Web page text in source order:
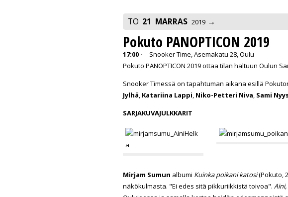
TO 21 MARRAS 2019
Pokuto PANOPTICON 2019
17:00 -
Snooker Time, Asemakatu 28, Oulu
Pokuto PANOPTICON 2019 ottaa tilan haltuun Oulun
Snooker Timessä on tapahtuman aikana esillä
Jylhä, Katariina Lappi, Niko-Petteri Niva,Sami
SARJAKUVAJULKKARIT
Mirjam Sumun albumi Kuinka poikani katosi(Pokuto,
näkökulmasta. "Ei edes sitä pikkuriikkistä toivoa".